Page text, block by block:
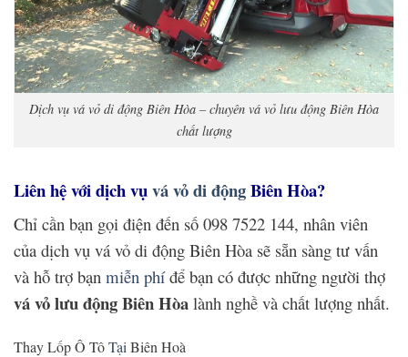
Dịch vụ vá vỏ di động Biên Hòa – chuyên vá vỏ lưu động Biên Hòa
chất lượng
Liên hệ với dịch vụvá vỏ di độngBiên Hòa?
Chỉ cần bạn gọi điện đến số 098 7522 144, nhân viên
của dịch vụ vá vỏ di động Biên Hòa sẽ sẵn sàng tư vấn
và hỗ trợ bạn miễn phíđể bạn có được những người thợ
vá vỏ lưu động Biên Hòa lành nghề và chất lượng nhất.
Thay Lốp Ô TôTại Biên Hoà